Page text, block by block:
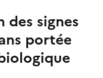
des signes
portée